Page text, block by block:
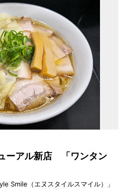
ーアル新店 「ワンタン
Smile（エヌスタイルスマイル）」